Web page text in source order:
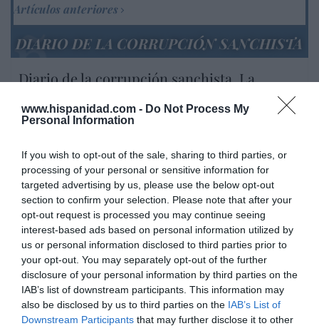
www.hispanidad.com - Do Not Process My
Personal Information
If you wish to opt-out of the sale, sharing to third parties, or
processing of your personal or sensitive information for
targeted advertising by us, please use the below opt-out
section to confirm your selection. Please note that after your
opt-out request is processed you may continue seeing
interest-based ads based on personal information utilized by
us or personal information disclosed to third parties prior to
your opt-out. You may separately opt-out of the further
disclosure of your personal information by third parties on the
IAB’s list of downstream participants. This information may
also be disclosed by us to third parties on the IAB’s List of
Downstream Participants that may further disclose it to other
Artículos anteriores
DIARIO DE LA CORRUPCIÓN SANCHISTA
Diario de la corrupción sanchista. La
Audiencia Nacional prorroga seis meses la
investigación del caso Koldo, ante el
ingente material incautado por la UCO
por Redacción
Artículos anteriores
Opinión
Enormes minucias
por Eulogio López